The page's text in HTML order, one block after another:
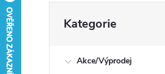
kategorie
Kategorie
Akce/Výprodej